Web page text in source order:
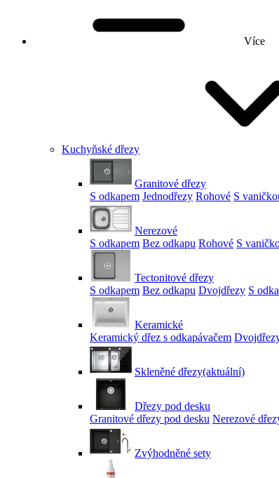
Více
Kuchyňské dřezy
Granitové dřezy
S odkapem Jednodřezy Rohové S
Nerezové
S odkapem Bez odkapu Rohové S
Tectonitové dřezy
S odkapem Bez odkapu Dvojdřezy S
Keramické
Keramický dřez s odkapávačem
Skleněné dřezy(aktuální)
Dřezy pod desku
Granitové dřezy pod desku Nerezové
Zvýhodněné sety